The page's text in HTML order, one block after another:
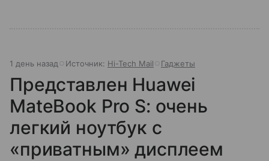
1 день назад Источник: Hi-Tech Mail Гаджеты
Представлен Huawei
MateBook Pro S: очень
легкий ноутбук с
«приватным» дисплеем